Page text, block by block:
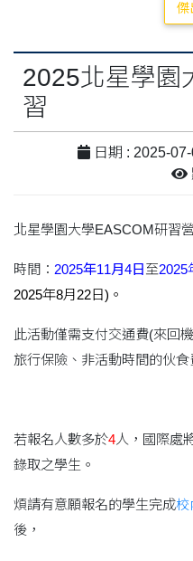
傑
2025北星學園
習
日期 : 2025-
北星學園大學EASCOM研習
時間： 2025年11月4日 至2025
2025年8月22日)。
此活動僅需支付交通費(來回
旅行保險、非活動時間的伙
若報名人數多於4人，國際處
錄取之學生。
煩請有意願報名的學生完成校
後，